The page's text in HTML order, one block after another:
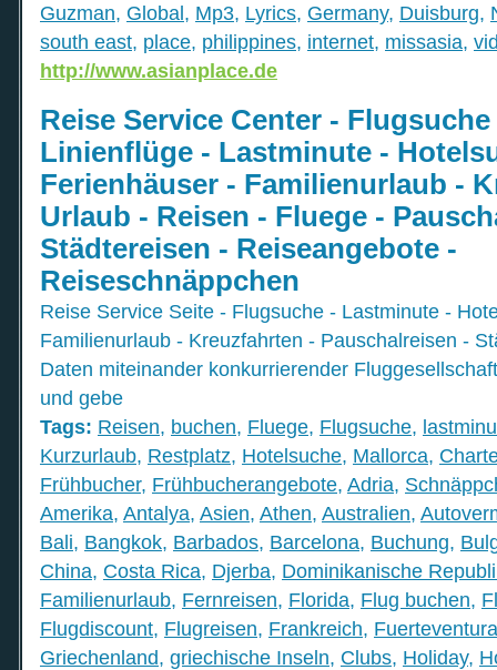
Guzman, Global, Mp3, Lyrics, Germany, Duisburg,
south east, place, philippines, internet, missasia,
http://www.asianplace.de
Reise Service Center -
Linienflüge - Lastminute -
Ferienhäuser - Familienurlaub -
Urlaub - Reisen - Fluege -
Städtereisen - Reiseangebote -
Reiseschnäppchen
Reise Service Seite - Flugsuche - Lastminute -
Familienurlaub - Kreuzfahrten - Pauschalreisen -
Daten miteinander konkurrierender
und gebe
Tags: Reisen, buchen, Fluege, Flugsuche,
Kurzurlaub, Restplatz, Hotelsuche, Mallorca,
Frühbucher, Frühbucherangebote, Adria,
Amerika, Antalya, Asien, Athen, Australien,
Bali, Bangkok, Barbados, Barcelona, Buchung,
China, Costa Rica, Djerba, Dominikanische
Familienurlaub, Fernreisen, Florida, Flug buchen,
Flugdiscount, Flugreisen, Frankreich, Fuerteventura
Griechenland, griechische Inseln, Clubs, Holiday,